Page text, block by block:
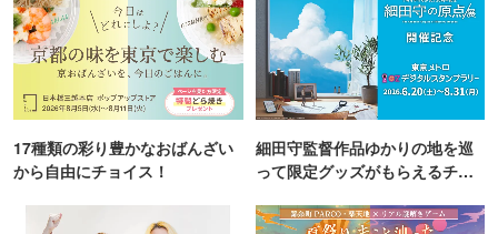
17種類の彩り豊かなおばんざい
から自由にチョイス！
細田守監督作品ゆかりの地を巡
って限定グッズがもらえるチャ